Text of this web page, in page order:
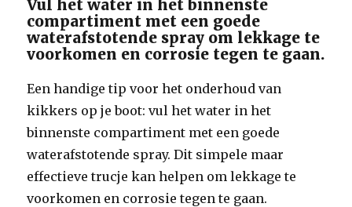
Vul het water in het binnenste
compartiment met een goede
waterafstotende spray om lekkage te
voorkomen en corrosie tegen te gaan.
Een handige tip voor het onderhoud van
kikkers op je boot: vul het water in het
binnenste compartiment met een goede
waterafstotende spray. Dit simpele maar
effectieve trucje kan helpen om lekkage te
voorkomen en corrosie tegen te gaan.